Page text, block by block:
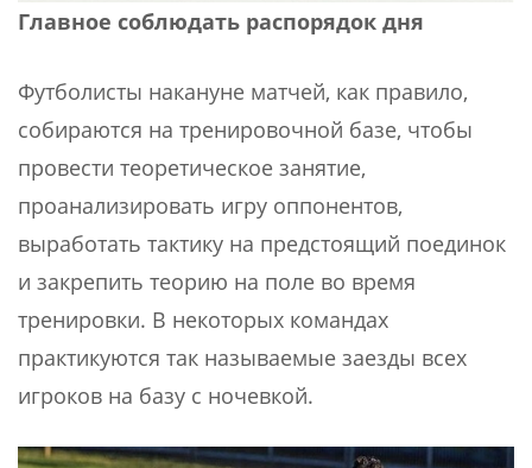
Главное соблюдать распорядок дня
Футболисты накануне матчей, как правило,
собираются на тренировочной базе, чтобы
провести теоретическое занятие,
проанализировать игру оппонентов,
выработать тактику на предстоящий поединок
и закрепить теорию на поле во время
тренировки. В некоторых командах
практикуются так называемые заезды всех
игроков на базу с ночевкой.